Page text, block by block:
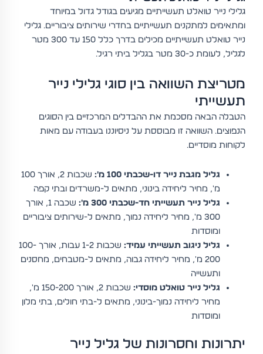
גלילי נייר טואלט תעשייתיים מגיעים בגודל גדול במיוחד
ומתאימים למתקנים תעשייתיים בחדרי שירותים ציבוריים. גלילי
נייר טואלט תעשייתיים מכילים בדרך כלל 150 עד 300 מטר
לגליל, לעומת כ-30 מטר בגליל ביתי רגיל.
מטריצת השוואה בין סוגי גלילי נייר
תעשייתי
הטבלה הבאה מסכמת את ההבדלים המרכזיים בין הסוגים
הנפוצים. השוואה זו מבוססת על ניסיוננו בעבודה עם מאות
לקוחות מוסדיים.
גליל מגבת נייר דו-שכבתי 100 מ':
שכבות 2, אורך 100
מ', מחיר ליחידה בינוני, מתאים ל-משרדים ובתי קפה
גליל נייר תעשייתי חד-שכבתי 300 מ':
שכבה 1, אורך
300 מ', מחיר ליחידה נמוך, מתאים ל-שירותים ציבוריים
ומוסדות
גליל ניגוב תעשייתי עמיד:
שכבות 1-2 עבות, אורך 100-
200 מ', מחיר ליחידה גבוה, מתאים ל-מטבחים, מחסנים
ותעשייה
גליל נייר טואלט מוסדי:
שכבות 2, אורך 150-200 מ',
מחיר ליחידה נמוך-בינוני, מתאים ל-בתי חולים, בתי מלון
ומוסדות
יתרונות וחסרונות של גליל נייר